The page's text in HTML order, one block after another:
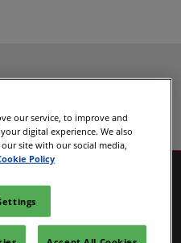
our service, to improve and
digital experience. We also
site with our social media,
Policy